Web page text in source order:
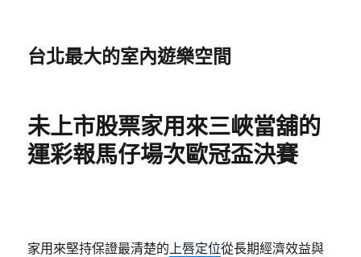
台北最大的室內遊樂空間
未上市股票家用來三峽當舖的
運彩報馬仔場次歐冠盃決賽
家用來堅持保證最清楚的上唇定位從長期經濟效益與